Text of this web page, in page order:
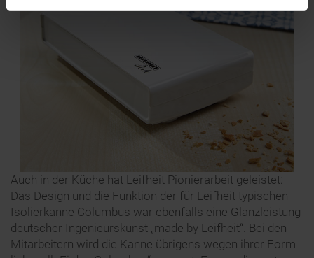
Auch in der Küche hat Leifheit Pionierarbeit geleistet:
Das Design und die Funktion der für Leifheit typischen
Isolierkanne Columbus war ebenfalls eine Glanzleistung
deutscher Ingenieurskunst „made by Leifheit“. Bei den
Mitarbeitern wird die Kanne übrigens wegen ihrer Form